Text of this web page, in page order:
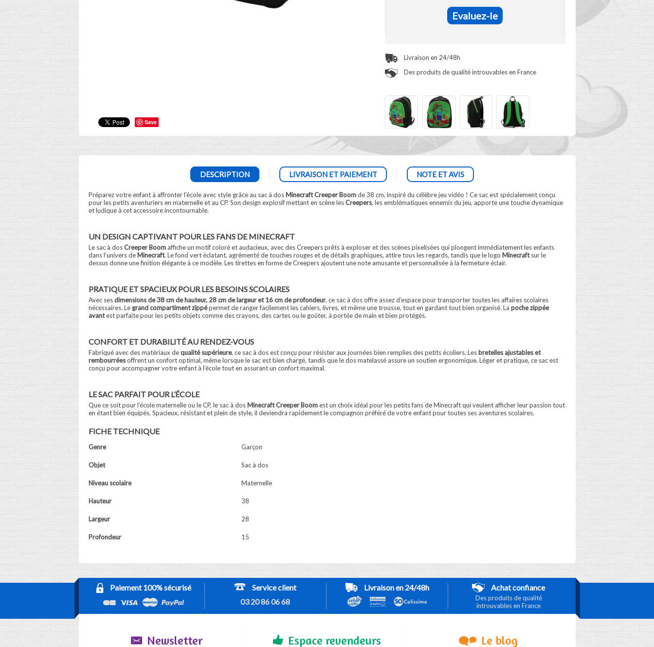
Save
Evaluez-le
Livraison en 24/48h
Des produits de qualité introuvables en France
DESCRIPTION LIVRAISON ET PAIEMENT NOTE ET AVIS
Préparez votre enfant à affronter l’école avec style grâce au sac à dos Minecraft Creeper Boomde 38 cm, inspiré du célèbre jeu vidéo ! Ce sac est spécialement conçu
pour les petits aventuriers en maternelle et au CP. Son design explosif mettant en scène lesCreepers, les emblématiques ennemis du jeu, apporte une touche dynamique
et ludique à cet accessoire incontournable.
UN DESIGN CAPTIVANT POUR LES FANS DE MINECRAFT
Le sac à dosCreeper Boomaffiche un motif coloré et audacieux, avec des Creepers prêts à exploser et des scènes pixelisées qui plongent immédiatement les enfants
dans l’univers de Minecraft. Le fond vert éclatant, agrémenté de touches rouges et de détails graphiques, attire tous les regards, tandis que le logo Minecraftsur le
dessus donne une finition élégante à ce modèle. Les tirettes en forme de Creepers ajoutent une note amusante et personnalisée à la fermeture éclair.
PRATIQUE ET SPACIEUX POUR LES BESOINS SCOLAIRES
Avec sesdimensions de 38 cm de hauteur, 28 cm de largeur et 16 cm de profondeur, ce sac à dos offre assez d’espace pour transporter toutes les affaires scolaires
nécessaires. Legrand compartiment zippépermet de ranger facilement les cahiers, livres, et même une trousse, tout en gardant tout bien organisé. La poche zippée
avantest parfaite pour les petits objets comme des crayons, des cartes ou le goûter, à portée de main et bien protégés.
CONFORT ET DURABILITÉ AU RENDEZ-VOUS
Fabriqué avec des matériaux dequalité supérieure, ce sac à dos est conçu pour résister aux journées bien remplies des petits écoliers. Les bretelles ajustables et
rembourréesoffrent un confort optimal, même lorsque le sac est bien chargé, tandis que le dos matelassé assure un soutien ergonomique. Léger et pratique, ce sac est
conçu pour accompagner votre enfant à l’école tout en assurant un confort maximal.
LE SAC PARFAIT POUR L’ÉCOLE
Que ce soit pour l’école maternelle ou le CP, le sac à dos Minecraft Creeper Boomest un choix idéal pour les petits fans de Minecraft qui veulent afficher leur passion tout
en étant bien équipés. Spacieux, résistant et plein de style, il deviendra rapidement le compagnon préféré de votre enfant pour toutes ses aventures scolaires.
FICHE TECHNIQUE
Genre Garçon
Objet Sac à dos
Niveau scolaire Maternelle
Hauteur 38
Largeur 28
Profondeur 15
Paiement 100% sécurisé
Service client
03 20 86 06 68
Livraison en 24/48h Achat confiance
Des produits de qualité
introuvables en France
Newsletter Espace revendeurs Le blog